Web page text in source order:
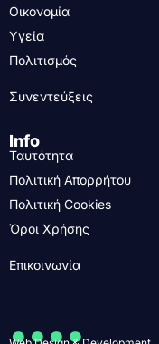
Οικονομία
Υγεία
Πολιτισμός
Συνεντεύξεις
Info
Ταυτότητα
Πολιτική Απορρήτου
Πολιτική Cookies
Όροι Χρήσης
Επικοινωνία
....